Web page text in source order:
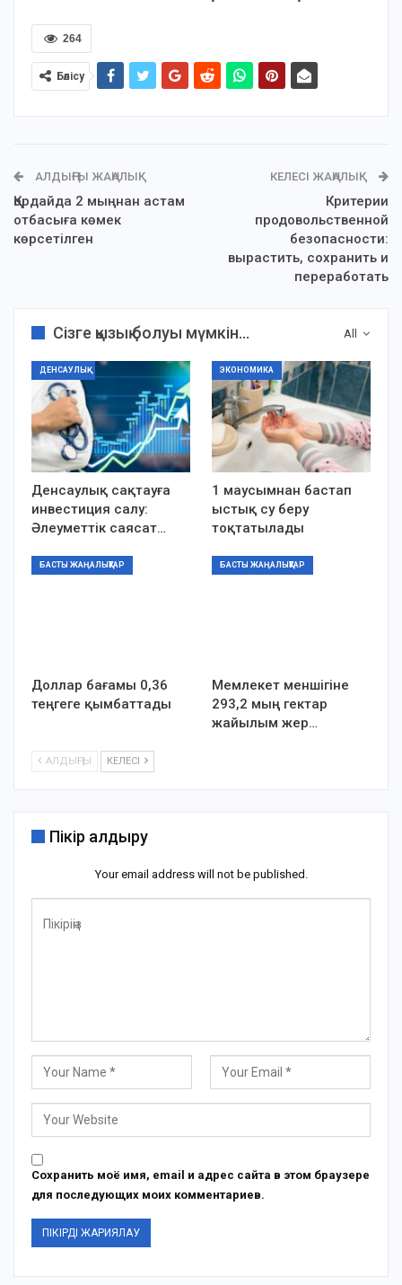
264
Бөлісу
АЛДЫҢҒЫ ЖАҢАЛЫҚ
Қордайда 2 мыңнан астам
отбасыға көмек
көрсетілген
КЕЛЕСІ ЖАҢАЛЫҚ
Критерии
продовольственной
безопасности:
вырастить, сохранить и
переработать
All
Сізге қызық болуы мүмкін...
ДЕНСАУЛЫҚ
Денсаулық сақтауға
инвестиция салу:
Әлеуметтік саясат…
ЭКОНОМИКА
1 маусымнан бастап
ыстық су беру
тоқтатылады
БАСТЫ ЖАҢАЛЫҚТАР
Доллар бағамы 0,36
теңгеге қымбаттады
БАСТЫ ЖАҢАЛЫҚТАР
Мемлекет меншігіне
293,2 мың гектар
жайылым жер…
АЛДЫҢҒЫ КЕЛЕСІ
Пікір қалдыру
Your email address will not be published.
Сохранить моё имя, email и адрес сайта в этом браузере
для последующих моих комментариев.